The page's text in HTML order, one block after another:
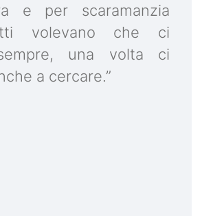
e per scaramanzia
volevano che ci
una volta ci
a cercare.”